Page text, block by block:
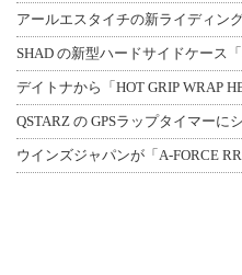
SHAD の新型ハードサイドケース
デイトナから「HOT GRIP WRAP
QSTARZ の GPSラップタイマーに
ウインズジャパンが「A-FORCE